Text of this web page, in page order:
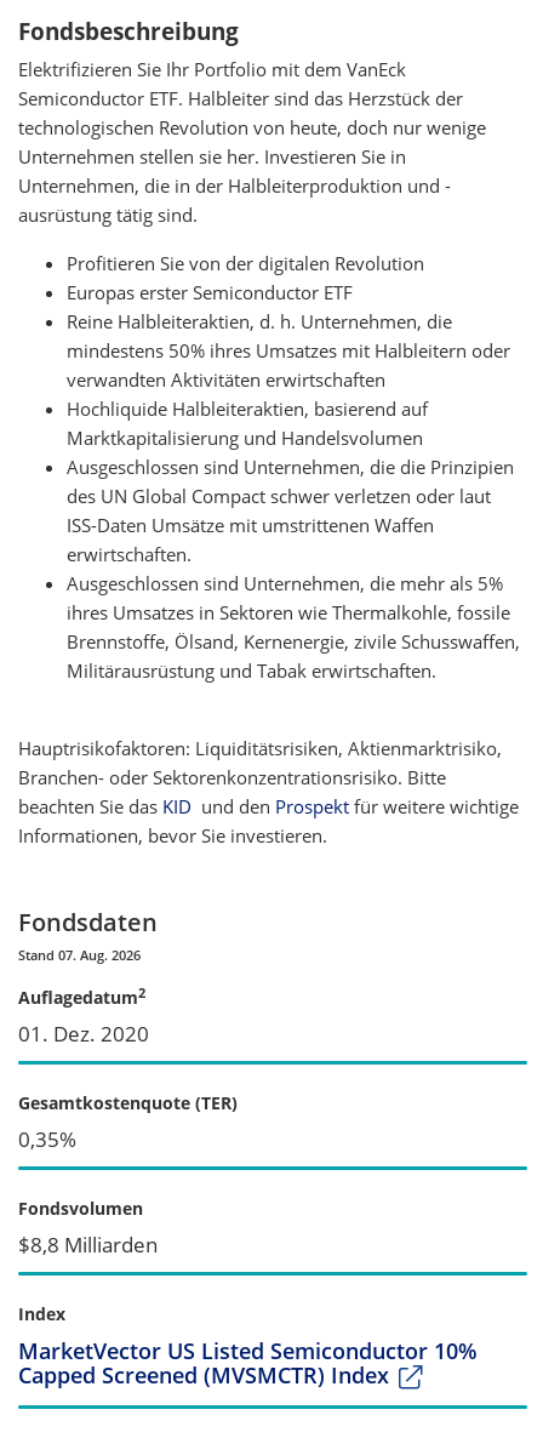
Fondsbeschreibung
Elektrifizieren Sie Ihr Portfolio mit dem VanEck
Semiconductor ETF. Halbleiter sind das Herzstück der
technologischen Revolution von heute, doch nur wenige
Unternehmen stellen sie her. Investieren Sie in
Unternehmen, die in der Halbleiterproduktion und -
ausrüstung tätig sind.
Profitieren Sie von der digitalen Revolution
Europas erster Semiconductor ETF
Reine Halbleiteraktien, d. h. Unternehmen, die
mindestens 50% ihres Umsatzes mit Halbleitern oder
verwandten Aktivitäten erwirtschaften
Hochliquide Halbleiteraktien, basierend auf
Marktkapitalisierung und Handelsvolumen
Ausgeschlossen sind Unternehmen, die die Prinzipien
des UN Global Compact schwer verletzen oder laut
ISS-Daten Umsätze mit umstrittenen Waffen
erwirtschaften.
Ausgeschlossen sind Unternehmen, die mehr als 5%
ihres Umsatzes in Sektoren wie Thermalkohle, fossile
Brennstoffe, Ölsand, Kernenergie, zivile Schusswaffen,
Militärausrüstung und Tabak erwirtschaften.
Hauptrisikofaktoren: Liquiditätsrisiken, Aktienmarktrisiko,
Branchen- oder Sektorenkonzentrationsrisiko. Bitte
beachten Sie das KID und den Prospekt für weitere wichtige
Informationen, bevor Sie investieren.
Fondsdaten
Stand 07. Aug. 2026
Auflagedatum2
01. Dez. 2020
Gesamtkostenquote (TER)
0,35%
Fondsvolumen
$8,8 Milliarden
Index
MarketVector US Listed Semiconductor 10%
Capped Screened (MVSMCTR) Index